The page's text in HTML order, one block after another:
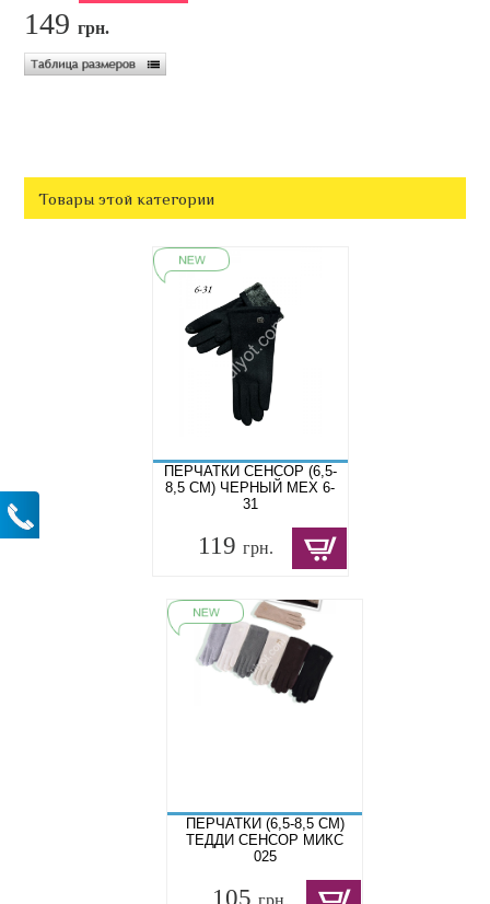
149грн.
Товары этой категории
ПЕРЧАТКИ СЕНСОР (6,5-
8,5 СМ) ЧЕРНЫЙ МЕХ 6-
31
119грн.
ПЕРЧАТКИ (6,5-8,5 СМ)
ТЕДДИ СЕНСОР МИКС
025
105 грн.